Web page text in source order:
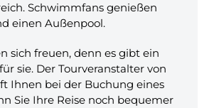
Schwimmfans genießen
einen Außenpool.
sich freuen, denn es gibt ein
sie. Der Tourveranstalter von
Ihnen bei der Buchung eines
Sie Ihre Reise noch bequemer